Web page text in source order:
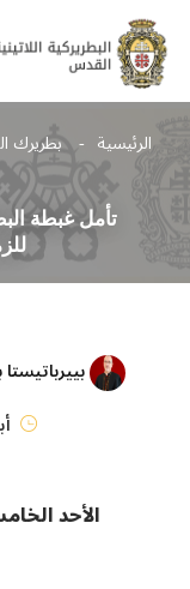
الرئيسية بطريرك
تأمل غبطة
بييرباتيستا
الأحد